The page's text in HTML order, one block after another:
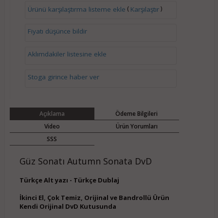
Ürünü karşılaştırma listeme ekle ( Karşılaştır)
Fiyatı düşünce bildir
Aklımdakiler listesine ekle
Stoga girince haber ver
Açıklama
Ödeme Bilgileri
Video
Ürün Yorumları
SSS
Güz Sonatı Autumn Sonata DvD
Türkçe Alt yazı - Türkçe Dublaj
İkinci El, Çok Temiz, Orijinal ve Bandrollü Ürün
Kendi Orijinal DvD Kutusunda